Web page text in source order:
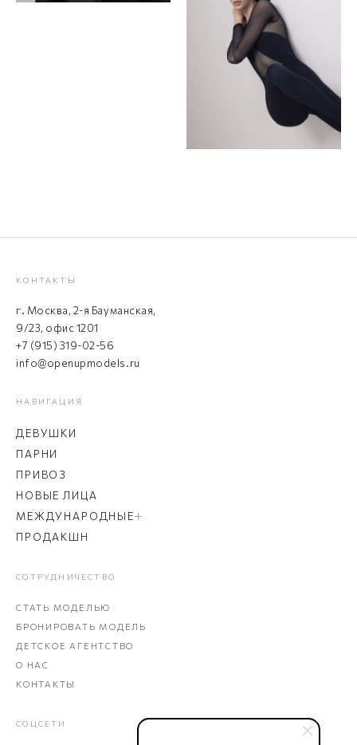
КОНТАКТЫ
г. Москва, 2-я Бауманская,
9/23, офис 1201
+7 (915) 319-02-56
info@openupmodels.ru
НАВИГАЦИЯ
ДЕВУШКИ
ПАРНИ
ПРИВОЗ
НОВЫЕ ЛИЦА
МЕЖДУНАРОДНЫЕ
ПРОДАКШН
СОТРУДНИЧЕСТВО
СТАТЬ МОДЕЛЬЮ
БРОНИРОВАТЬ МОДЕЛЬ
ДЕТСКОЕ АГЕНТСТВО
О НАС
КОНТАКТЫ
СОЦСЕТИ